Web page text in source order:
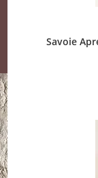
Savoie